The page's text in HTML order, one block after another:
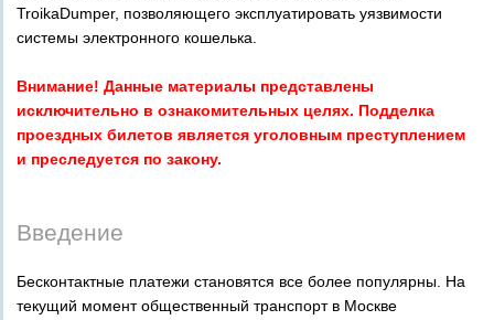
TroikaDumper, позволяющего эксплуатировать уязвимости
системы электронного кошелька.
Внимание! Данные материалы представлены
исключительно в ознакомительных целях. Подделка
проездных билетов является уголовным преступлением
и преследуется по закону.
Введение
Бесконтактные платежи становятся все более популярны. На
текущий момент общественный транспорт в Москве